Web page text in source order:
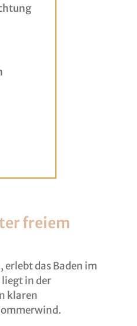
freiem
das Baden im
liegt in der
klaren